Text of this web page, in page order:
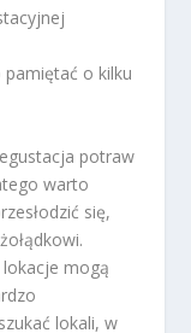
o kilku
potraw
warto
się,
lokacje mogą
lokali, w